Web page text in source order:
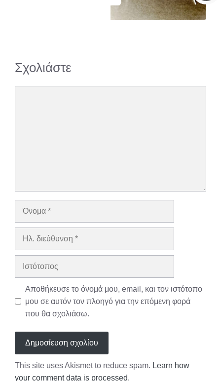
Σχολιάστε
Όνομα
Ηλ.
Ιστότοπος
Αποθήκευσε το όνομά μου, email, και τον ιστότοπο
μου σε αυτόν τον πλοηγό για την επόμενη φορά
που θα σχολιάσω.
This site uses Akismet to reduce spam. Learn how
your comment data is processed.